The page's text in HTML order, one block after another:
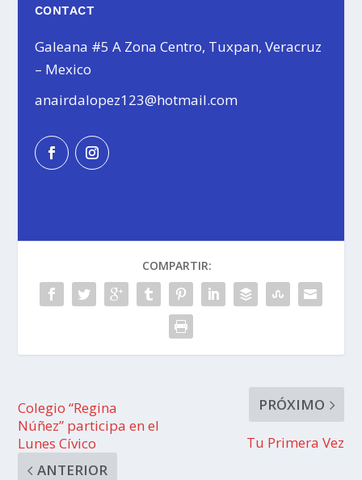
CONTACT
Galeana #5 A Zona Centro, Tuxpan, Veracruz
– Mexico
anairdalopez123@hotmail.com
COMPARTIR:
Colegio “Regina
Núñez” participa en el
Lunes Cívico
ANTERIOR
PRÓXIMO
Tu Primera Vez